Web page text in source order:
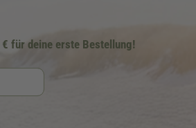
für deine erste Bestellung!